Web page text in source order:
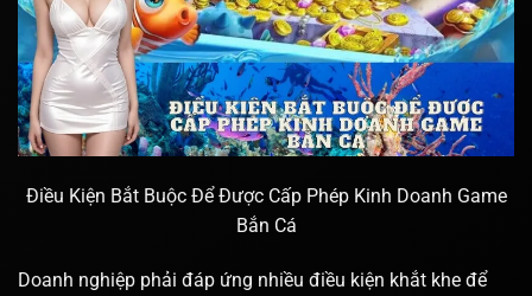
Điều Kiện Bắt Buộc Để Được Cấp Phép Kinh Doanh Game
Bắn Cá
Doanh nghiệp phải đáp ứng nhiều điều kiện khắt khe để